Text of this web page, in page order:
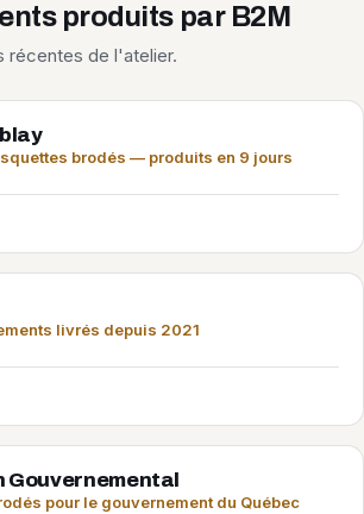
produits par B2M
récentes de l'atelier.
brodés — produits en 9 jours
livrés depuis 2021
Gouvernemental
pour le gouvernement du Québec